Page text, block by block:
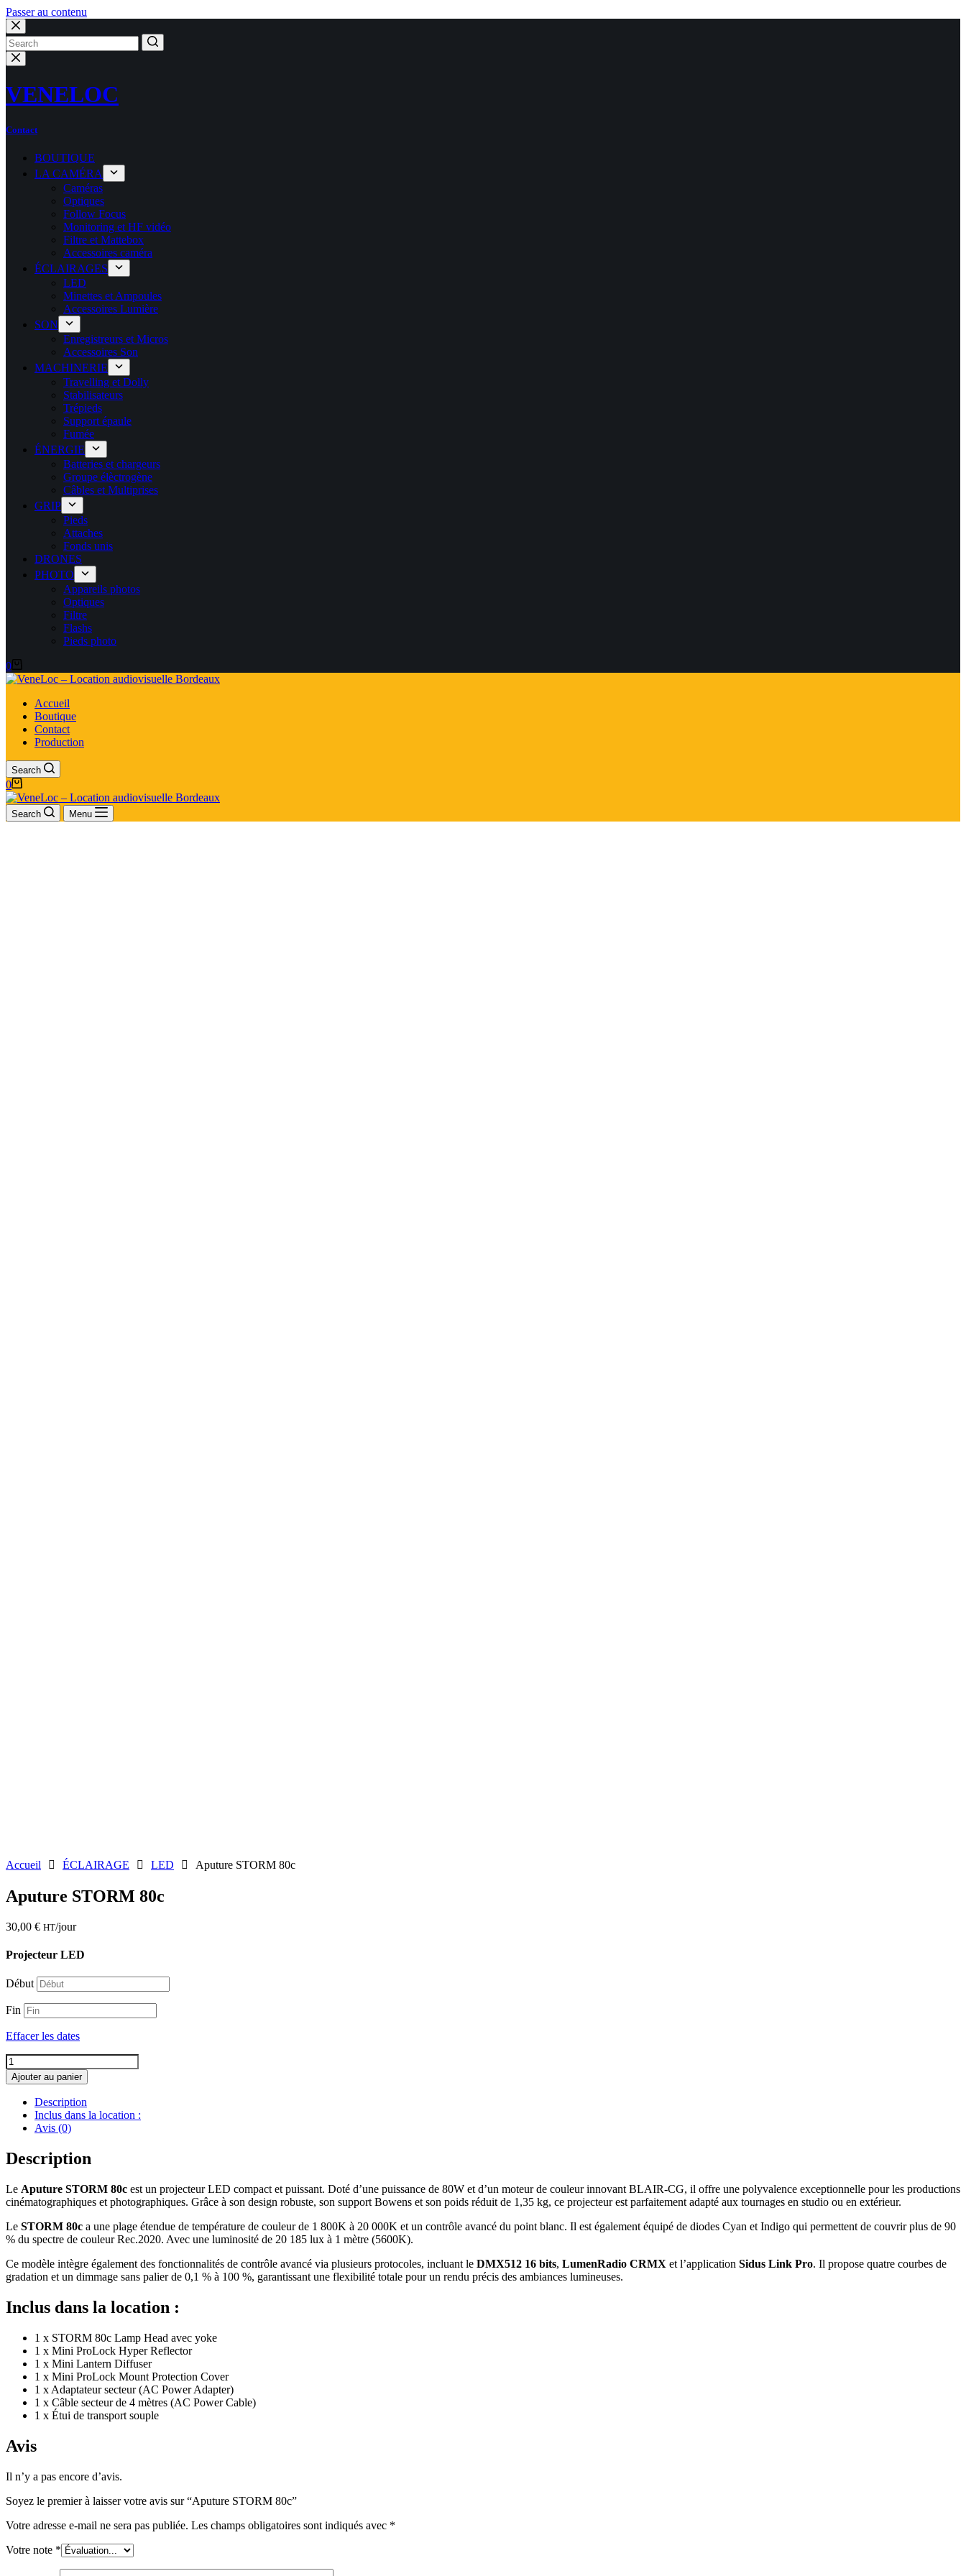
Passer au contenu
Aucun
résultat
VENELOC
Contact
BOUTIQUE
LA CAMÉRA
Caméras
Optiques
Follow Focus
Monitoring et HF vidéo
Filtre et Mattebox
Accessoires caméra
ÉCLAIRAGES
LED
Minettes et Ampoules
Accessoires Lumière
SON
Enregistreurs et Micros
Accessoires Son
MACHINERIE
Travelling et Dolly
Stabilisateurs
Trépieds
Support épaule
Fumée
ÉNERGIE
Batteries et chargeurs
Groupe élèctrogène
Câbles et Multiprises
GRIP
Pieds
Attaches
Fonds unis
DRONES
PHOTO
Appareils photos
Optiques
Filtre
Flashs
Pieds photo
0
Accueil
Boutique
Contact
Production
Search
0
Search Menu
Accueil ÉCLAIRAGE LED Aputure STORM 80c
Aputure STORM 80c
30,00 € HT/jour
Projecteur LED
Début
Fin
Effacer les dates
quantité
de
Aputure
STORM
Ajouter au panier
Description
Inclus dans la location :
Avis (0)
Description
Le Aputure STORM 80c est un projecteur LED compact et puissant. Doté d’une puissance de 80W et d’un moteur de couleur innovant BLAIR-CG, il offre une polyvalence exceptionnelle pour les productions
cinématographiques et photographiques. Grâce à son design robuste, son support Bowens et son poids réduit de 1,35 kg, ce projecteur est parfaitement adapté aux tournages en studio ou en extérieur.
Le STORM 80c a une plage étendue de température de couleur de 1 800K à 20 000K et un contrôle avancé du point blanc. Il est également équipé de diodes Cyan et Indigo qui permettent de couvrir plus de 90
% du spectre de couleur Rec.2020. Avec une luminosité de 20 185 lux à 1 mètre (5600K).
Ce modèle intègre également des fonctionnalités de contrôle avancé via plusieurs protocoles, incluant le DMX512 16 bits, LumenRadio CRMX et l’application Sidus Link Pro. Il propose quatre courbes de
gradation et un dimmage sans palier de 0,1 % à 100 %, garantissant une flexibilité totale pour un rendu précis des ambiances lumineuses.
Inclus dans la location :
1 x STORM 80c Lamp Head avec yoke
1 x Mini ProLock Hyper Reflector
1 x Mini Lantern Diffuser
1 x Mini ProLock Mount Protection Cover
1 x Adaptateur secteur (AC Power Adapter)
1 x Câble secteur de 4 mètres (AC Power Cable)
1 x Étui de transport souple
Avis
Il n’y a pas encore d’avis.
Soyez le premier à laisser votre avis sur “Aputure STORM 80c”
Votre adresse e-mail ne sera pas publiée. Les champs obligatoires sont indiqués avec *
Votre note *